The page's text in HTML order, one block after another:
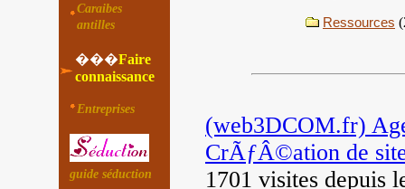
Caraibes
antilles
���Faire
connaissance
Entreprises
guide séduction
Ressources
(web3DCOM.fr)
CrÃƒÂ©ation de
1701 visites depuis